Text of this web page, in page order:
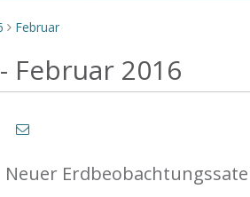
> Februar
Februar 2016
Neuer